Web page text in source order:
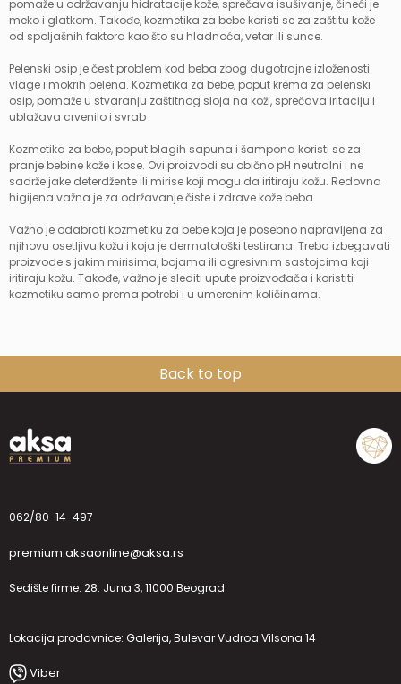
pomaže u održavanju hidratacije kože, sprečava isušivanje, čineći je
meko i glatkom. Takođe, kozmetika za bebe koristi se za zaštitu kože
od spoljašnih faktora kao što su hladnoća, vetar ili sunce.
Pelenski osip je čest problem kod beba zbog dugotrajne izloženosti
vlage i mokrih pelena. Kozmetika za bebe, poput krema za pelenski
osip, pomaže u stvaranju zaštitnog sloja na koži, sprečava iritaciju i
ublažava crvenilo i svrab
Kozmetika za bebe, poput blagih sapuna i šampona koristi se za
pranje bebine kože i kose. Ovi proizvodi su obično pH neutralni i ne
sadrže jake deterdžente ili mirise koji mogu da iritiraju kožu. Redovna
higijena važna je za održavanje čiste i zdrave kože beba.
Važno je odabrati kozmetiku za bebe koja je posebno napravljena za
njihovu osetljivu kožu i koja je dermatološki testirana. Treba izbegavati
proizvode s jakim mirisima, bojama ili agresivnim sastojcima koji
iritiraju kožu. Takođe, važno je slediti upute proizvođača i koristiti
kozmetiku samo prema potrebi i u umerenim količinama.
Back to top
062/80-14-497
premium.aksaonline@aksa.rs
Sedište firme: 28. Juna 3, 11000 Beograd
Lokacija prodavnice: Galerija, Bulevar Vudroa Vilsona 14
Viber